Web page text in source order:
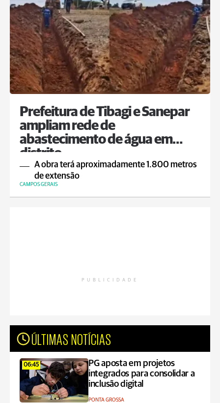
Prefeitura de Tibagi e Sanepar
ampliam rede de
abastecimento de água em
distrito
A obra terá aproximadamente 1.800 metros
de extensão
CAMPOS GERAIS
PUBLICIDADE
ÚLTIMAS NOTÍCIAS
06:45
PG aposta em projetos
integrados para consolidar a
inclusão digital
PONTA GROSSA